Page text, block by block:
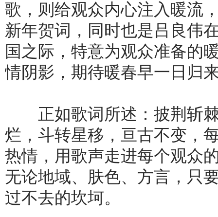
歌，则给观众内心注入暖流
新年贺词，同时也是吕良伟
国之际，特意为观众准备的
情阴影，期待暖春早一日归
正如歌词所述：披荆斩棘
烂，斗转星移，亘古不变，
热情，用歌声走进每个观众
无论地域、肤色、方言，只
过不去的坎坷。